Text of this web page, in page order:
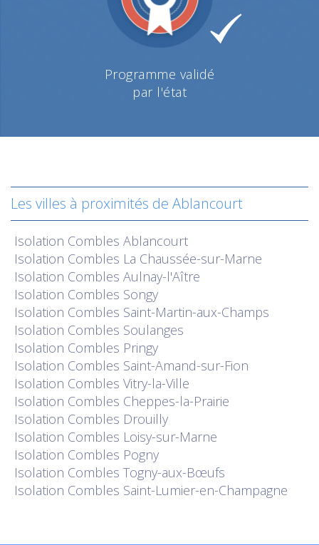
Programme validé
par l'état
Les villes à proximités de Ablancourt
Isolation Combles Ablancourt
Isolation Combles La Chaussée-sur-Marne
Isolation Combles Aulnay-l'Aître
Isolation Combles Songy
Isolation Combles Saint-Martin-aux-Champs
Isolation Combles Soulanges
Isolation Combles Pringy
Isolation Combles Saint-Amand-sur-Fion
Isolation Combles Vitry-la-Ville
Isolation Combles Cheppes-la-Prairie
Isolation Combles Drouilly
Isolation Combles Loisy-sur-Marne
Isolation Combles Pogny
Isolation Combles Togny-aux-Bœufs
Isolation Combles Saint-Lumier-en-Champagne